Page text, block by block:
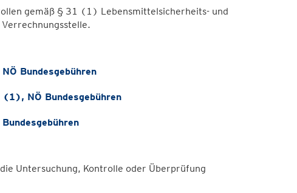
gemäß § 31 (1) Lebensmittelsicherheits- und
Bundesgebühren
NÖ Bundesgebühren
Untersuchung, Kontrolle oder Überprüfung